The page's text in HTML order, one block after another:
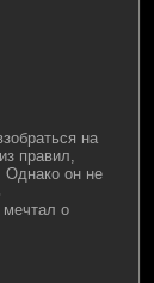
на
правил,
Однако он не
мечтал о